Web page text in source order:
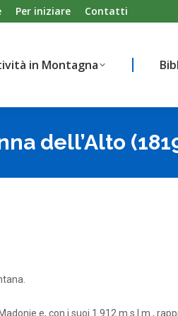
Per iniziare Contatti
in Montagna
dell’Alto
e, con i suoi 1.912 m s.l.m.,